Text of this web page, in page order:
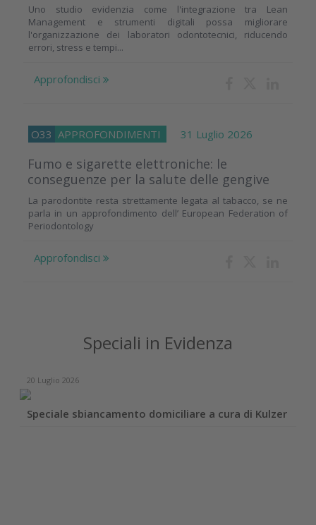
Uno studio evidenzia come l'integrazione tra Lean
Management e strumenti digitali possa migliorare
l'organizzazione dei laboratori odontotecnici, riducendo
errori, stress e tempi...
Approfondisci
O33 APPROFONDIMENTI 31 Luglio 2026
Fumo e sigarette elettroniche: le
conseguenze per la salute delle gengive
La parodontite resta strettamente legata al tabacco, se ne
parla in un approfondimento dell’ European Federation of
Periodontology
Approfondisci
Speciali in Evidenza
20 Luglio 2026
Speciale sbiancamento domiciliare a cura di Kulzer